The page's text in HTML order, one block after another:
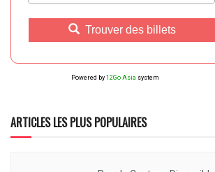
Trouver des billets
Powered by 12Go Asia system
ARTICLES LES PLUS POPULAIRES